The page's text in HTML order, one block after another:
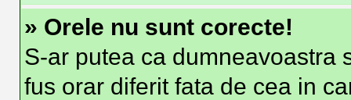
» Orele nu sunt corecte!
S-ar putea ca dumneavoastra
fus orar diferit fata de cea in